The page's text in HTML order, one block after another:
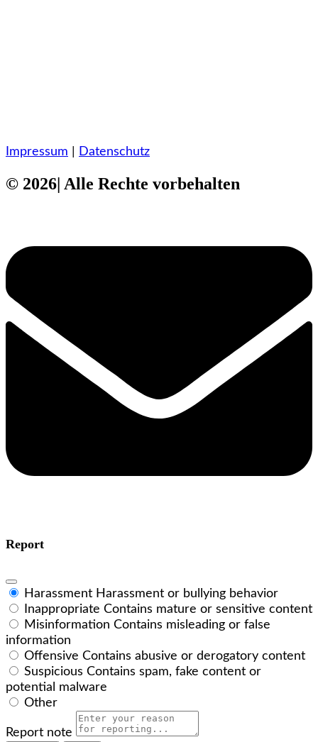
Impressum Datenschutz
© 2026| Alle Rechte vorbehalten
Report
Harassment Harassment or bullying behavior
Inappropriate Contains mature or sensitive content
Misinformation Contains misleading or false
information
Offensive Contains abusive or derogatory content
Suspicious Contains spam, fake content or
potential malware
Other
Report note